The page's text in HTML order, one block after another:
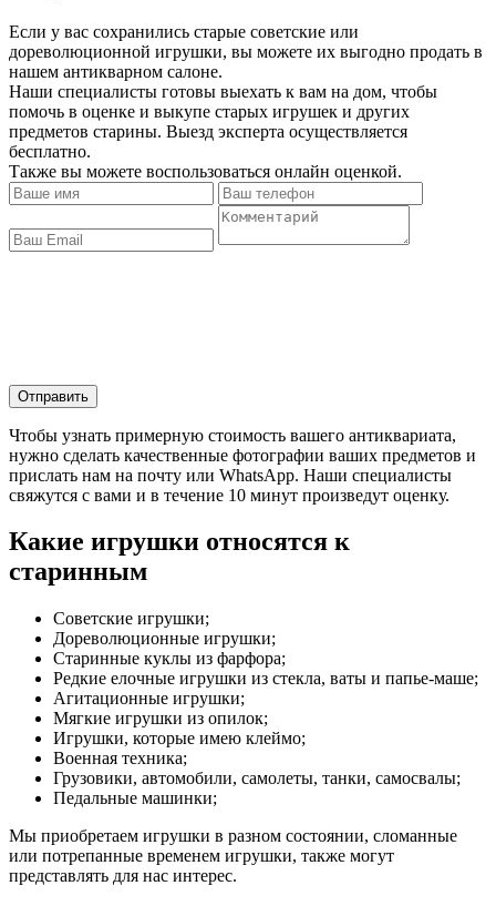
Если у вас сохранились старые советские или
дореволюционной игрушки, вы можете их выгодно продать в
нашем антикварном салоне.
Наши специалисты готовы выехать к вам на дом, чтобы
помочь в оценке и выкупе старых игрушек и других
предметов старины. Выезд эксперта осуществляется
бесплатно.
Также вы можете воспользоваться онлайн оценкой.
Отправить
Чтобы узнать примерную стоимость вашего антиквариата,
нужно сделать качественные фотографии ваших предметов и
прислать нам на почту или WhatsApp. Наши специалисты
свяжутся с вами и в течение 10 минут произведут оценку.
Какие игрушки относятся к
старинным
Советские игрушки;
Дореволюционные игрушки;
Старинные куклы из фарфора;
Редкие елочные игрушки из стекла, ваты и папье-маше;
Агитационные игрушки;
Мягкие игрушки из опилок;
Игрушки, которые имею клеймо;
Военная техника;
Грузовики, автомобили, самолеты, танки, самосвалы;
Педальные машинки;
Мы приобретаем игрушки в разном состоянии, сломанные
или потрепанные временем игрушки, также могут
представлять для нас интерес.